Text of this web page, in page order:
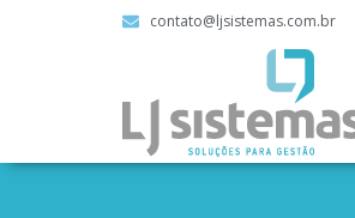
contato@ljsistemas.com.br